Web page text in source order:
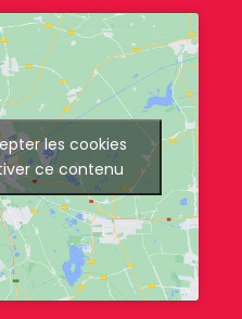
les cookies
ce contenu